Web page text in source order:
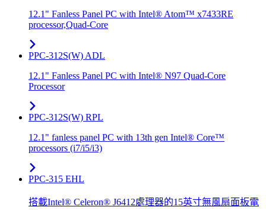
12.1" Fanless Panel PC with Intel® Atom™ x7433RE
processor,Quad-Core
PPC-312S(W) ADL
12.1" Fanless Panel PC with Intel® N97 Quad-Core
Processor
PPC-312S(W) RPL
12.1" fanless panel PC with 13th gen Intel® Core™
processors (i7/i5/i3)
PPC-315 EHL
搭載Intel® Celeron® J6412處理器的15英寸無風扇面板電